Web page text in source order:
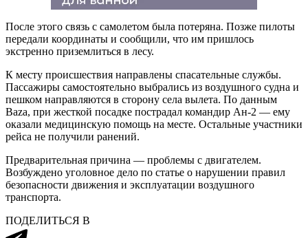
После этого связь с самолетом была потеряна. Позже пилоты
передали координаты и сообщили, что им пришлось
экстренно приземлиться в лесу.
К месту происшествия направлены спасательные службы.
Пассажиры самостоятельно выбрались из воздушного судна и
пешком направляются в сторону села вылета. По данным
Baza, при жесткой посадке пострадал командир Ан-2 — ему
оказали медицинскую помощь на месте. Остальные участники
рейса не получили ранений.
Предварительная причина — проблемы с двигателем.
Возбуждено уголовное дело по статье о нарушении правил
безопасности движения и эксплуатации воздушного
транспорта.
ПОДЕЛИТЬСЯ В